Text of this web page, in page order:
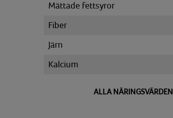
Mättade fettsyror
Fiber
Järn
Kalcium
ALLA NÄRINGSVÄRDEN